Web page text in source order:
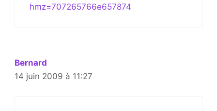
hmz=707265766e657874
Bernard
14 juin 2009 à 11:27